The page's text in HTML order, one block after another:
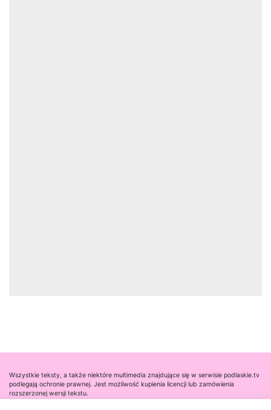
Wszystkie teksty, a także niektóre multimedia znajdujące się w serwisie podlaskie.tv
podlegają ochronie prawnej. Jest możliwość kupienia licencji lub zamówienia
rozszerzonej wersji tekstu.